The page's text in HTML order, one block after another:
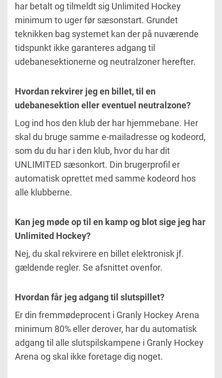
har betalt og tilmeldt sig Unlimited Hockey
minimum to uger før sæsonstart. Grundet
teknikken bag systemet kan der på nuværende
tidspunkt ikke garanteres adgang til
udebanesektionerne og neutralzoner herefter.
Hvordan rekvirer jeg en billet, til en
udebanesektion eller eventuel neutralzone?
Log ind hos den klub der har hjemmebane. Her
skal du bruge samme e-mailadresse og kodeord,
som du du har i den klub, hvor du har dit
UNLIMITED sæsonkort. Din brugerprofil er
automatisk oprettet med samme kodeord hos
alle klubberne.
Kan jeg møde op til en kamp og blot sige jeg har
Unlimited Hockey?
Nej, du skal rekvirere en billet elektronisk jf.
gældende regler. Se afsnittet ovenfor.
Hvordan får jeg adgang til slutspillet?
Er din fremmødeprocent i Granly Hockey Arena
minimum 80% eller derover, har du automatisk
adgang til alle slutspilskampene i Granly Hockey
Arena og skal ikke foretage dig noget.